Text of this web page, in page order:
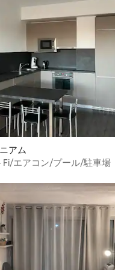
アム
Fi/エアコン/プール/駐車場